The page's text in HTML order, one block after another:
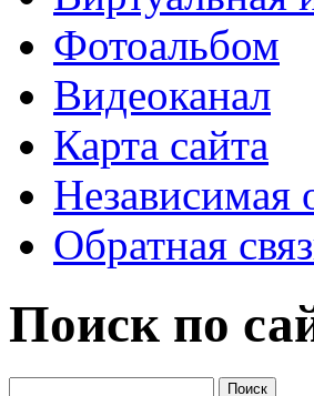
Фотоальбом
Видеоканал
Карта сайта
Независимая
Обратная
Поиск по